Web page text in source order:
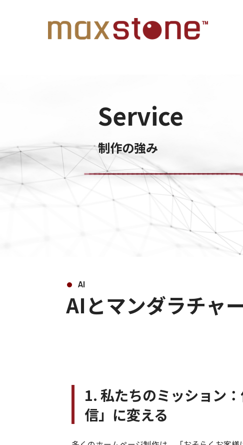
Service
制作の強み
AI
AIとマンダラチャ
1. 私たちのミッション
信」に変える